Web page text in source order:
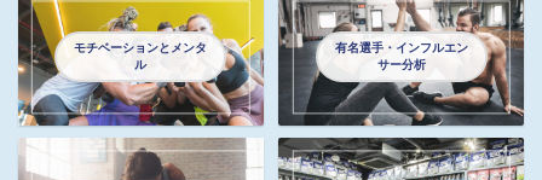
モチベーションとメンタ
ル
有名選手・インフルエン
サー分析